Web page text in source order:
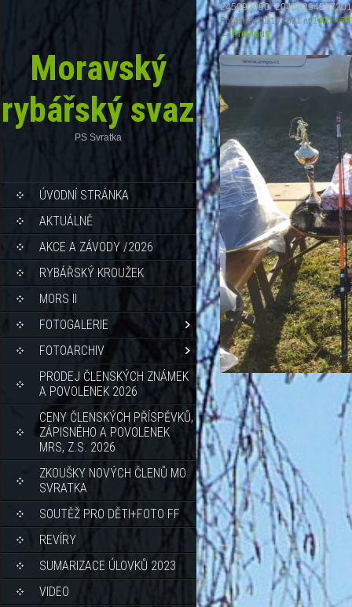
Moravský
rybářský svaz
PS Svratka
ÚVODNÍ STRÁNKA
AKTUÁLNĚ
AKCE A ZÁVODY /2026
RYBÁŘSKÝ KROUŽEK
MORS II
FOTOGALERIE
FOTOARCHIV
PRODEJ ČLENSKÝCH ZNÁMEK
A POVOLENEK 2026
CENY ČLENSKÝCH PŘÍSPĚVKŮ,
ZÁPISNÉHO A POVOLENEK
MRS, Z.S. 2026
ZKOUŠKY NOVÝCH ČLENŮ MO
SVRATKA
SOUTĚŽ PRO DĚTI+FOTO FF
REVÍRY
SUMARIZACE ÚLOVKŮ 2023
VIDEO
Published11.10.2021 at1400 ×
←Previous